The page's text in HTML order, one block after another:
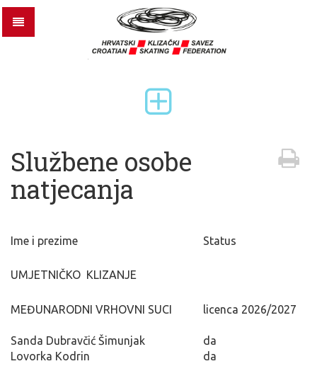
Službene osobe
natjecanja
Ime i prezime Status
UMJETNIČKO KLIZANJE
MEĐUNARODNI VRHOVNI SUCI licenca 2026/2027
Sanda Dubravčić Šimunjak
da
Lovorka Kodrin
da